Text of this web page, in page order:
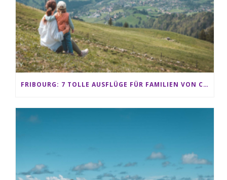
FRIBOURG: 7 TOLLE AUSFLÜGE FÜR FAMILIEN VON CHARMEY BIS LES PACCOTS